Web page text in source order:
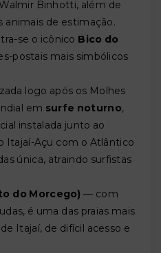
Binhotti, além de
animais de estimação.
se o icônico Bico do
postais mais simbólicos
logo após os Molhes
em surfe noturno,
instalada junto ao
Itajaí-Açu com o Atlântico
única, atraindo surfistas
do Morcego) — com
é uma das praias mais
Itajaí, de difícil acesso e